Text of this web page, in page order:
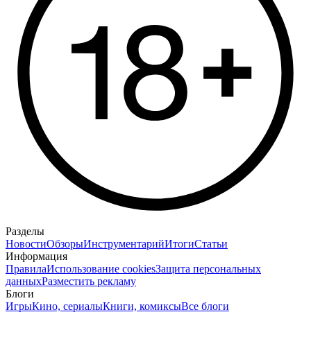
Разделы
НовостиОбзорыИнструментарийИтогиСтатьи
Информация
ПравилаИспользование cookiesЗащита персональных
данныхРазместить рекламу
Блоги
ИгрыКино, сериалыКниги, комиксыВсе блоги